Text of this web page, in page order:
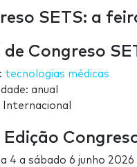
SETS: a
de Congreso
tecnologias médicas
anual
Internacional
Edição
4 a sábado 6 junho 2026